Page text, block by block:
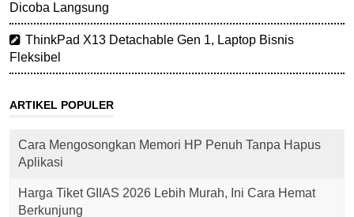
Dicoba Langsung
ThinkPad X13 Detachable Gen 1, Laptop Bisnis
Fleksibel
ARTIKEL POPULER
Cara Mengosongkan Memori HP Penuh Tanpa Hapus
Aplikasi
Harga Tiket GIIAS 2026 Lebih Murah, Ini Cara Hemat
Berkunjung